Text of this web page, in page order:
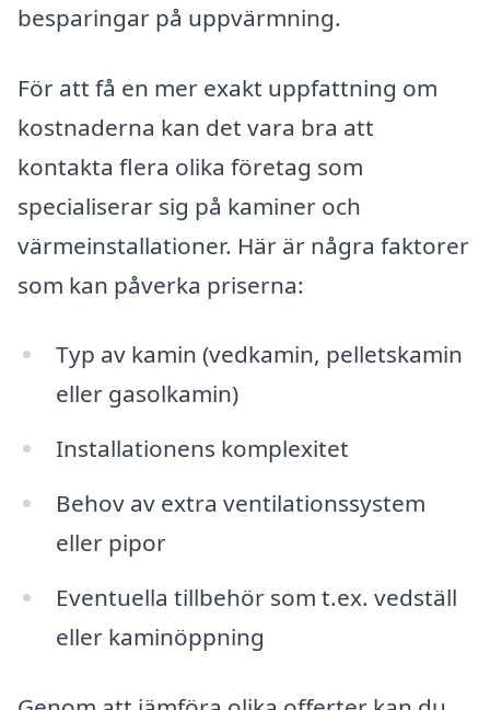
besparingar på uppvärmning.
För att få en mer exakt uppfattning om
kostnaderna kan det vara bra att
kontakta flera olika företag som
specialiserar sig på kaminer och
värmeinstallationer. Här är några faktorer
som kan påverka priserna:
Typ av kamin (vedkamin, pelletskamin
eller gasolkamin)
Installationens komplexitet
Behov av extra ventilationssystem
eller pipor
Eventuella tillbehör som t.ex. vedställ
eller kaminöppning